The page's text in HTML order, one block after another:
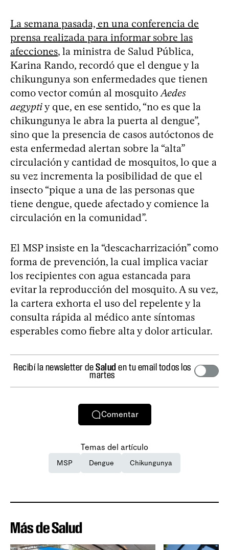
La semana pasada, en una conferencia de
prensa realizada para informar sobre las
afecciones, la ministra de Salud Pública,
Karina Rando, recordó que el dengue y la
chikungunya son enfermedades que tienen
como vector común al mosquito Aedes
aegyptiy que, en ese sentido, “no es que la
chikungunya le abra la puerta al dengue”,
sino que la presencia de casos autóctonos de
esta enfermedad alertan sobre la “alta”
circulación y cantidad de mosquitos, lo que a
su vez incrementa la posibilidad de que el
insecto “pique a una de las personas que
tiene dengue, quede afectado y comience la
circulación en la comunidad”.
El MSP insiste en la “descacharrización” como
forma de prevención, la cual implica vaciar
los recipientes con agua estancada para
evitar la reproducción del mosquito. A su vez,
la cartera exhorta el uso del repelente y la
consulta rápida al médico ante síntomas
esperables como fiebre alta y dolor articular.
Recibí la newsletter deSalud en tu email todos los
martes
Comentar
Temas del artículo
MSP Dengue Chikungunya
Más de Salud